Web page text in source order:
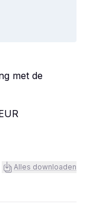
met de
Alles downloaden